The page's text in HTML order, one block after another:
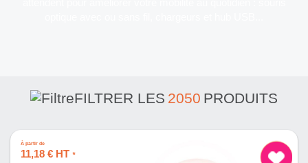
FILTRER LES 2050 PRODUITS
À partir de
11,18 € HT *